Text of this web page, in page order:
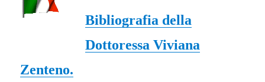
Bibliografia della
Dottoressa Viviana
Zenteno.